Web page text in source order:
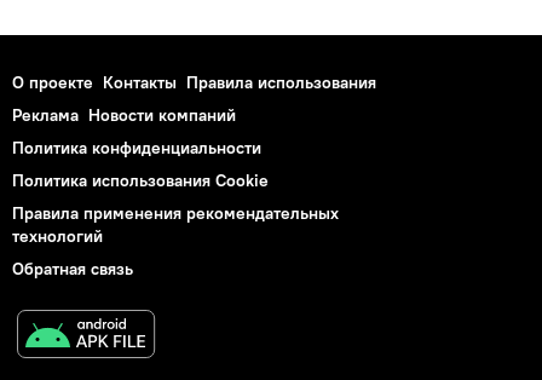
О проекте Контакты Правила использования
Реклама Новости компаний
Политика конфиденциальности
Политика использования Cookie
Правила применения рекомендательных
технологий
Обратная связь